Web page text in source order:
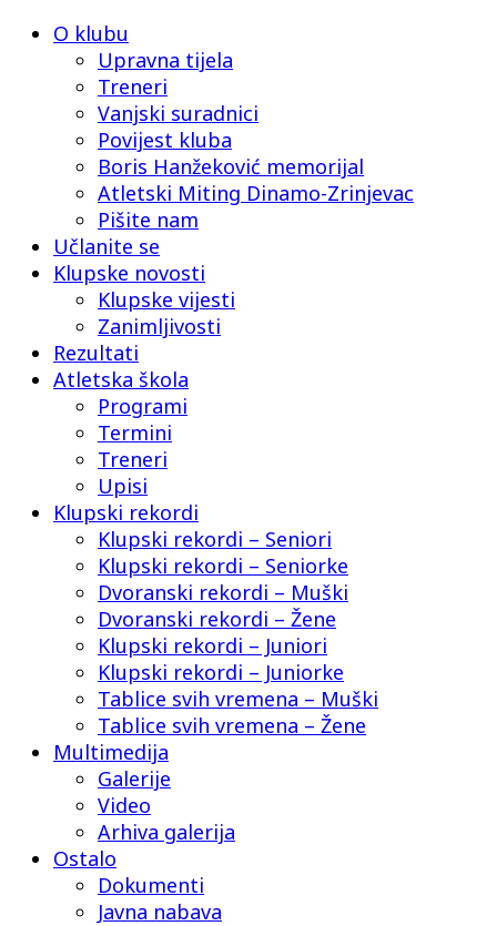
O klubu
Upravna tijela
Treneri
Vanjski suradnici
Povijest kluba
Boris Hanžeković memorijal
Atletski Miting Dinamo-Zrinjevac
Pišite nam
Učlanite se
Klupske novosti
Klupske vijesti
Zanimljivosti
Rezultati
Atletska škola
Programi
Termini
Treneri
Upisi
Klupski rekordi
Klupski rekordi – Seniori
Klupski rekordi – Seniorke
Dvoranski rekordi – Muški
Dvoranski rekordi – Žene
Klupski rekordi – Juniori
Klupski rekordi – Juniorke
Tablice svih vremena – Muški
Tablice svih vremena – Žene
Multimedija
Galerije
Video
Arhiva galerija
Ostalo
Dokumenti
Javna nabava